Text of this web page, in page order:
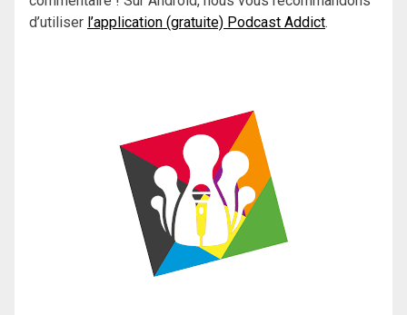
d’utiliser l’application (gratuite) Podcast Addict.